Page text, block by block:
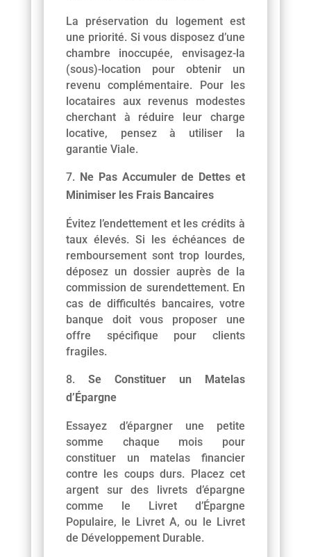
La préservation du logement est
une priorité. Si vous disposez d’une
chambre inoccupée, envisagez-la
(sous)-location pour obtenir un
revenu complémentaire. Pour les
locataires aux revenus modestes
cherchant à réduire leur charge
locative, pensez à utiliser la
garantie Viale.
Ne Pas Accumuler de Dettes et
Minimiser les Frais Bancaires
Évitez l’endettement et les crédits à
taux élevés. Si les échéances de
remboursement sont trop lourdes,
déposez un dossier auprès de la
commission de surendettement. En
cas de difficultés bancaires, votre
banque doit vous proposer une
offre spécifique pour clients
fragiles.
Se Constituer un Matelas
d’Épargne
Essayez d’épargner une petite
somme chaque mois pour
constituer un matelas financier
contre les coups durs. Placez cet
argent sur des livrets d’épargne
comme le Livret d’Épargne
Populaire, le Livret A, ou le Livret
de Développement Durable.